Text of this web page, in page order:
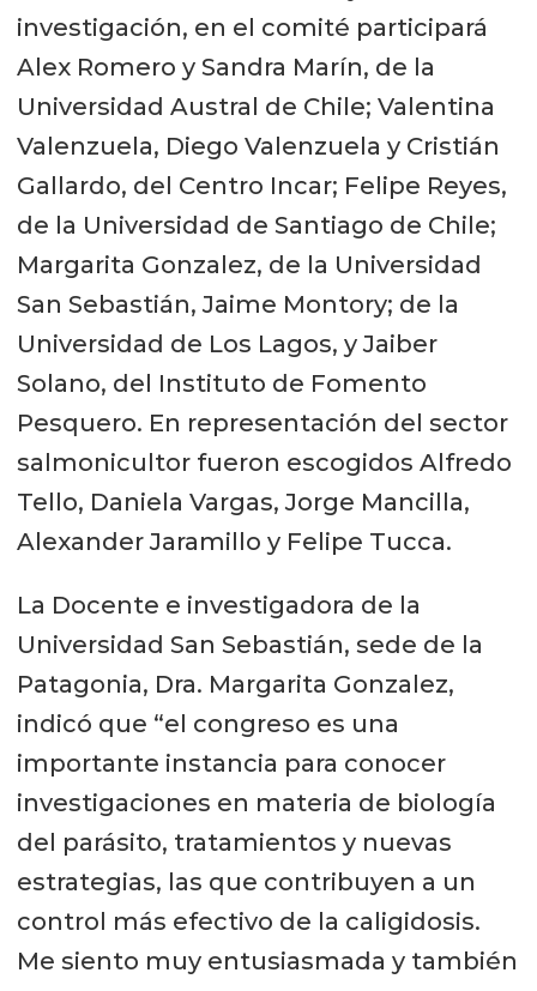
investigación, en el comité participará
Alex Romero y Sandra Marín, de la
Universidad Austral de Chile; Valentina
Valenzuela, Diego Valenzuela y Cristián
Gallardo, del Centro Incar; Felipe Reyes,
de la Universidad de Santiago de Chile;
Margarita Gonzalez, de la Universidad
San Sebastián, Jaime Montory; de la
Universidad de Los Lagos, y Jaiber
Solano, del Instituto de Fomento
Pesquero. En representación del sector
salmonicultor fueron escogidos Alfredo
Tello, Daniela Vargas, Jorge Mancilla,
Alexander Jaramillo y Felipe Tucca.
La Docente e investigadora de la
Universidad San Sebastián, sede de la
Patagonia, Dra. Margarita Gonzalez,
indicó que “el congreso es una
importante instancia para conocer
investigaciones en materia de biología
del parásito, tratamientos y nuevas
estrategias, las que contribuyen a un
control más efectivo de la caligidosis.
Me siento muy entusiasmada y también